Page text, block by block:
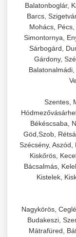
Balatonboglár,
Barcs,
Mohács,
Simontornya,
Sárbogárd,
Gárdony,
Szentes,
Békéscsaba,
Göd,Szob,
Szécsény, Aszód,
Kiskőrös,
Bácsalmás,
Kistelek,
Nagykörös,
Budakeszi,
Mátrafüred,